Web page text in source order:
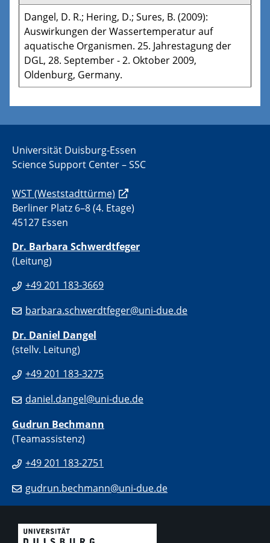
Dangel, D. R.; Hering, D.; Sures, B. (2009):
Auswirkungen der Wassertemperatur auf
aquatische Organismen. 25. Jahrestagung der
DGL, 28. September - 2. Oktober 2009,
Oldenburg, Germany.
Universität Duisburg-Essen
Science Support Center – SSC
WST (Weststadttürme)
Berliner Platz 6–8 (4. Etage)
45127 Essen
Dr. Barbara Schwerdtfeger
(Leitung)
+49 201 183-3669
barbara.schwerdtfeger@uni-due.de
Dr. Daniel Dangel
(stellv. Leitung)
+49 201 183-3275
daniel.dangel@uni-due.de
Gudrun Bechmann
(Teamassistenz)
+49 201 183-2751
gudrun.bechmann@uni-due.de